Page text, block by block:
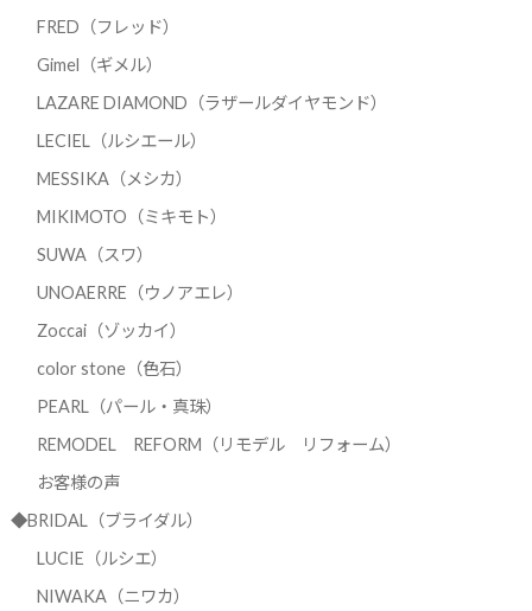
FRED（フレッド）
Gimel（ギメル）
LAZARE DIAMOND（ラザールダイヤモンド）
LECIEL（ルシエール）
MESSIKA（メシカ）
MIKIMOTO（ミキモト）
SUWA（スワ）
UNOAERRE（ウノアエレ）
Zoccai（ゾッカイ）
color stone（色石）
PEARL（パール・真珠）
REMODEL REFORM（リモデル リフォーム）
お客様の声
◆BRIDAL（ブライダル）
LUCIE（ルシエ）
NIWAKA（ニワカ）